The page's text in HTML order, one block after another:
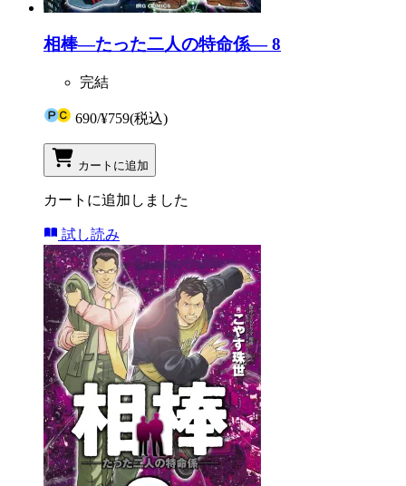
相棒―たった二人の特命係― 8
完結
690/¥759(税込)
カートに追加
カートに追加しました
試し読み